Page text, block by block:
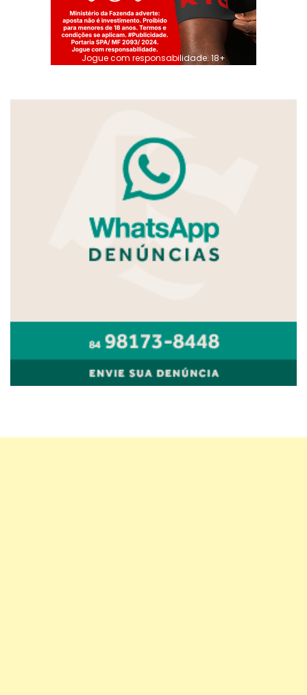
Jogue com responsabilidade. 18+